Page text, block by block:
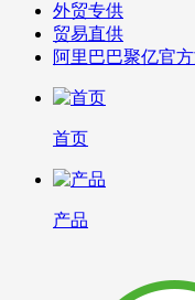
外贸专供
贸易直供
阿里巴巴聚亿官
首页
产品